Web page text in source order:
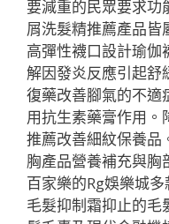
要減重的民眾要求功
屑洗髮精推薦產品皆
高彈性襪口設計瑜
解因發炎反應引起舒
復藥改善腳氣的不適
用抗生素藥膏作用。
推薦改善細紋保養品
胸產品營養補充與胸
百家樂的Rg娛樂城
毛髮抑制霜抑止的